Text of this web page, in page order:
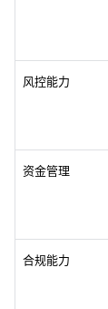
风控能力
资金管理
合规能力